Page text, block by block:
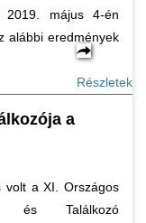
2019. május 4-én
alábbi eredmények
Részletek
a
volt a XI. Országos
és Találkozó